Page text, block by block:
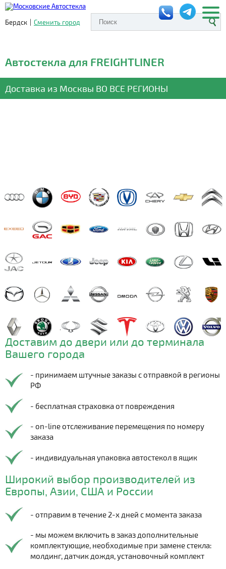
Бердск | Сменить город
Автостекла для FREIGHTLINER
Доставка из Москвы ВО ВСЕ РЕГИОНЫ
Доставим до двери или до терминала
Вашего города
- принимаем штучные заказы с отправкой в регионы
РФ
- бесплатная страховка от повреждения
- on-line отслеживание перемещения по номеру
заказа
- индивидуальная упаковка автостекол в ящик
Широкий выбор производителей из
Европы, Азии, США и России
- отправим в течение 2-х дней с момента заказа
- мы можем включить в заказ дополнительные
комплектующие, необходимые при замене стекла:
молдинг, датчик дождя, установочный комплект